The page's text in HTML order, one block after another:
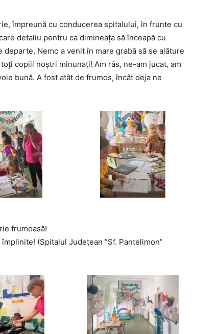
împreună cu conducerea spitalului, în frunte cu
detaliu pentru ca dimineața să înceapă cu
Nemo a venit în mare grabă să se alăture
copiii noștri minunați! Am râs, ne-am jucat, am
bună. A fost atât de frumos, încât deja ne
frumoasă!
(Spitalul Județean ”Sf. Pantelimon”